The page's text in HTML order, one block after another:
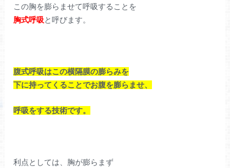
この胸を膨らませて呼吸することを
胸式呼吸と呼びます。
腹式呼吸はこの横隔膜の膨らみを
下に持ってくることでお腹を膨らませ、
呼吸をする技術です。
利点としては、胸が膨らまず